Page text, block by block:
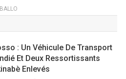
: Un Véhicule De Transport
Et Deux Ressortissants
Enlevés